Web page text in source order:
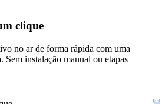
clique
no ar de forma rápida com uma
Sem instalação manual ou etapas